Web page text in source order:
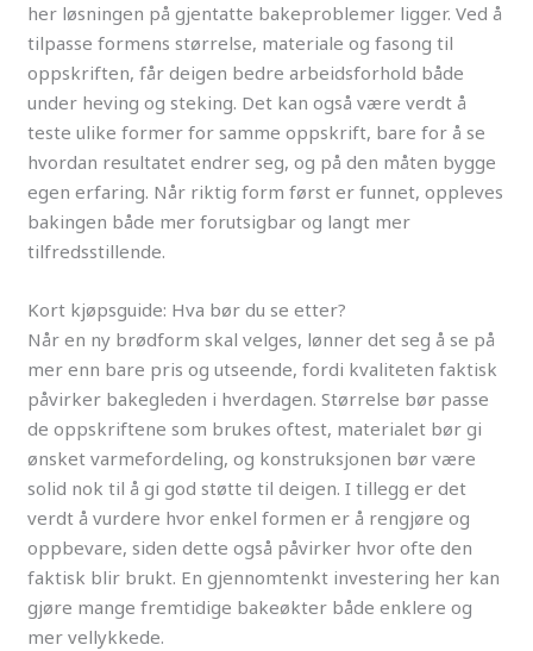
her løsningen på gjentatte bakeproblemer ligger. Ved å
tilpasse formens størrelse, materiale og fasong til
oppskriften, får deigen bedre arbeidsforhold både
under heving og steking. Det kan også være verdt å
teste ulike former for samme oppskrift, bare for å se
hvordan resultatet endrer seg, og på den måten bygge
egen erfaring. Når riktig form først er funnet, oppleves
bakingen både mer forutsigbar og langt mer
tilfredsstillende.
Kort kjøpsguide: Hva bør du se etter?
Når en ny brødform skal velges, lønner det seg å se på
mer enn bare pris og utseende, fordi kvaliteten faktisk
påvirker bakegleden i hverdagen. Størrelse bør passe
de oppskriftene som brukes oftest, materialet bør gi
ønsket varmefordeling, og konstruksjonen bør være
solid nok til å gi god støtte til deigen. I tillegg er det
verdt å vurdere hvor enkel formen er å rengjøre og
oppbevare, siden dette også påvirker hvor ofte den
faktisk blir brukt. En gjennomtenkt investering her kan
gjøre mange fremtidige bakeøkter både enklere og
mer vellykkede.